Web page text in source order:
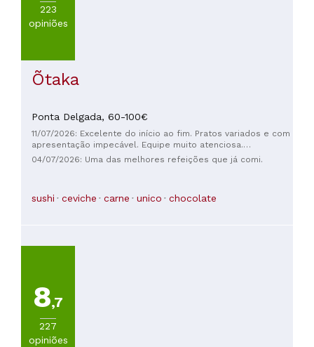
223
opiniões
Õtaka
Ponta Delgada, 60-100€
11/07/2026: Excelente do início ao fim. Pratos variados e com
apresentação impecável. Equipe muito atenciosa.
Observação: Em um restaurante de alta gastronomia, um
04/07/2026: Uma das melhores refeições que já comi.
sushi ceviche carne unico chocolate
8,7
227
opiniões